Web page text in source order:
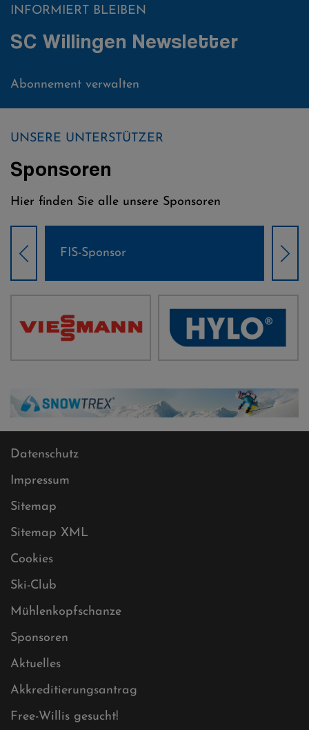
INFORMIERT BLEIBEN
SC Willingen Newsletter
Abonnement verwalten
UNSERE UNTERSTÜTZER
Sponsoren
Hier finden Sie alle unsere Sponsoren
Weltcup-Sponsoren Damen
Datenschutz
Sitemap XML
Cookies
Mühlenkopfschanze